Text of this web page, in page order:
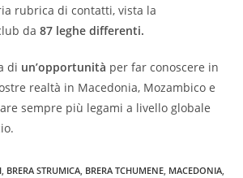
rubrica di contatti, vista la
da 87 leghe differenti.
di un’opportunità per far conoscere in
realtà in Macedonia, Mozambico e
sempre più legami a livello globale
BRERA STRUMICA BRERA TCHUMENE MACEDONIA